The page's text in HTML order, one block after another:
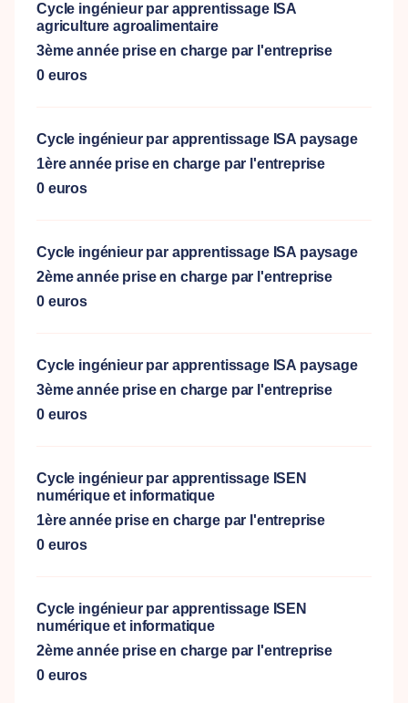
Cycle ingénieur par apprentissage ISA
agriculture agroalimentaire
3ème année prise en charge par l'entreprise
0 euros
Cycle ingénieur par apprentissage ISA paysage
1ère année prise en charge par l'entreprise
0 euros
Cycle ingénieur par apprentissage ISA paysage
2ème année prise en charge par l'entreprise
0 euros
Cycle ingénieur par apprentissage ISA paysage
3ème année prise en charge par l'entreprise
0 euros
Cycle ingénieur par apprentissage ISEN
numérique et informatique
1ère année prise en charge par l'entreprise
0 euros
Cycle ingénieur par apprentissage ISEN
numérique et informatique
2ème année prise en charge par l'entreprise
0 euros